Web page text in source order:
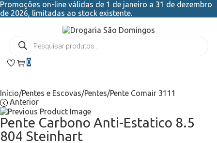
Promoções on-line válidas de 1 de janeiro a 31 de dezembro
de 2026, limitadas ao stock existente.
0
Início/Pentes e Escovas/Pentes/Pente Comair 3111
Anterior
Pente Carbono Anti-Estatico 8.5
804 Steinhart